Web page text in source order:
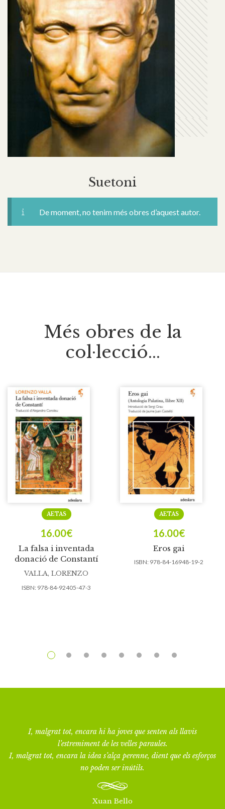
Suetoni
De moment, no tenim més obres d’aquest autor.
Més obres de la
col·lecció...
La falsa i inventada
donació de Constantí
AETAS
16.00€
VALLA, LORENZO
ISBN: 978-84-92405-47-3
Eros gai
AETAS
16.00€
ISBN: 978-84-16948-19-2
I, malgrat tot, encara hi ha joves que senten als llavis
l’estremiment de les velles paraules.
I, malgrat tot, encara la idea s’alça perenne, dient que els esforços
no poden ser inútils.
Xuan Bello